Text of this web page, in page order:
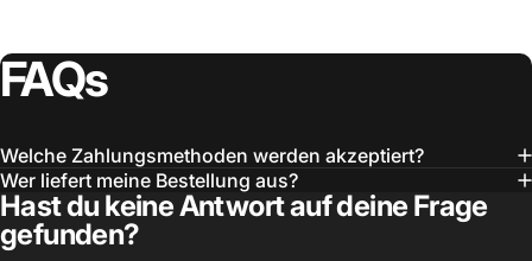
FAQs
Welche Zahlungsmethoden werden akzeptiert?
Wer liefert meine Bestellung aus?
Hast du keine Antwort auf deine Frage
gefunden?